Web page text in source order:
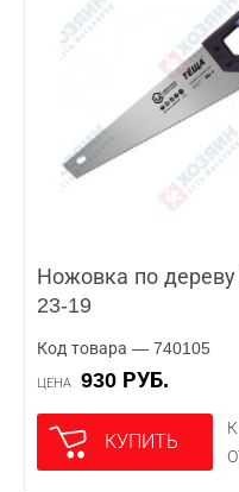
Ножовка по
23-19
Код товара — 740105
ЦЕНА 930 РУБ.
КУПИТЬ